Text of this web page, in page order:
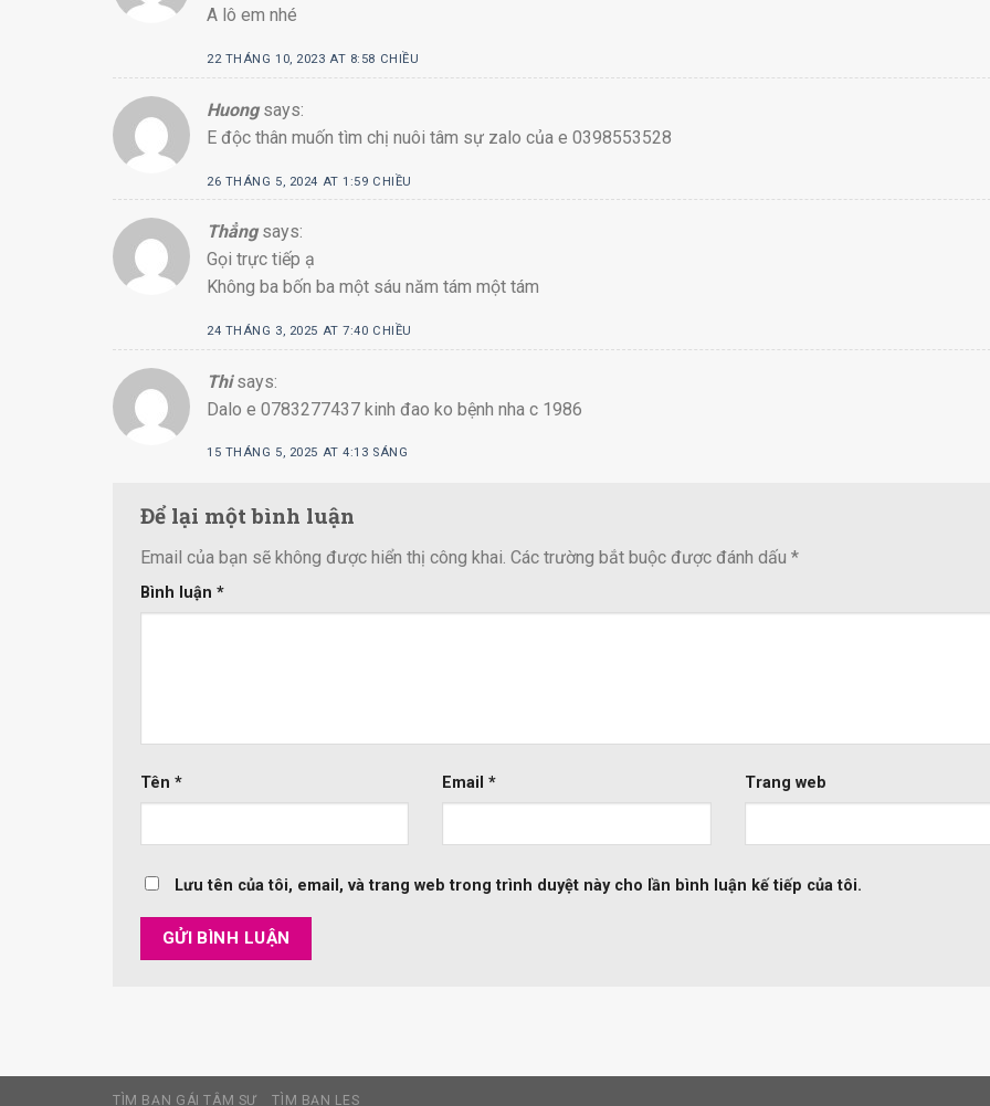
A lô em nhé
22 THÁNG 10, 2023 AT 8:58 CHIỀU
Huong says:
E độc thân muốn tìm chị nuôi tâm sự zalo của e 0398553528
26 THÁNG 5, 2024 AT 1:59 CHIỀU
Thẳng says:
Gọi trực tiếp ạ
Không ba bốn ba một sáu năm tám một tám
24 THÁNG 3, 2025 AT 7:40 CHIỀU
Thi says:
Dalo e 0783277437 kinh đao ko bệnh nha c 1986
15 THÁNG 5, 2025 AT 4:13 SÁNG
Để lại một bình luận
Email của bạn sẽ không được hiển thị công khai. Các trường bắt buộc được đánh dấu *
Bình luận *
Tên * Email* Trang web
Lưu tên của tôi, email, và trang web trong trình duyệt này cho lần bình luận kế tiếp của tôi.
TÌM BẠN GÁI TÂM SỰ TÌM BẠN LES